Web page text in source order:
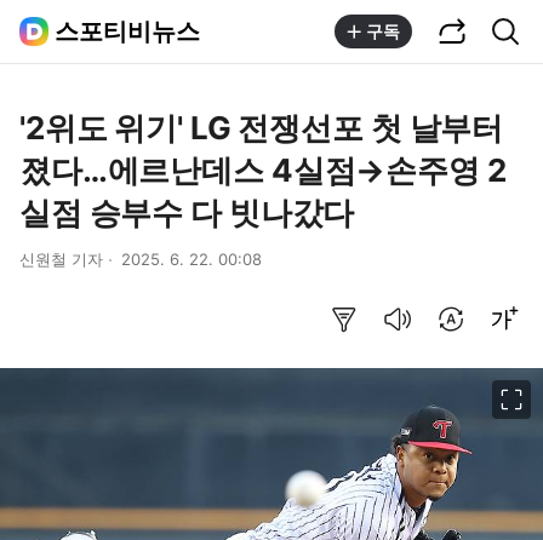
스포티비뉴스 구독
'2위도 위기' LG 전쟁선포 첫 날부터
졌다…에르난데스 4실점→손주영 2
실점 승부수 다 빗나갔다
신원철 기자 2025. 6. 22. 00:08